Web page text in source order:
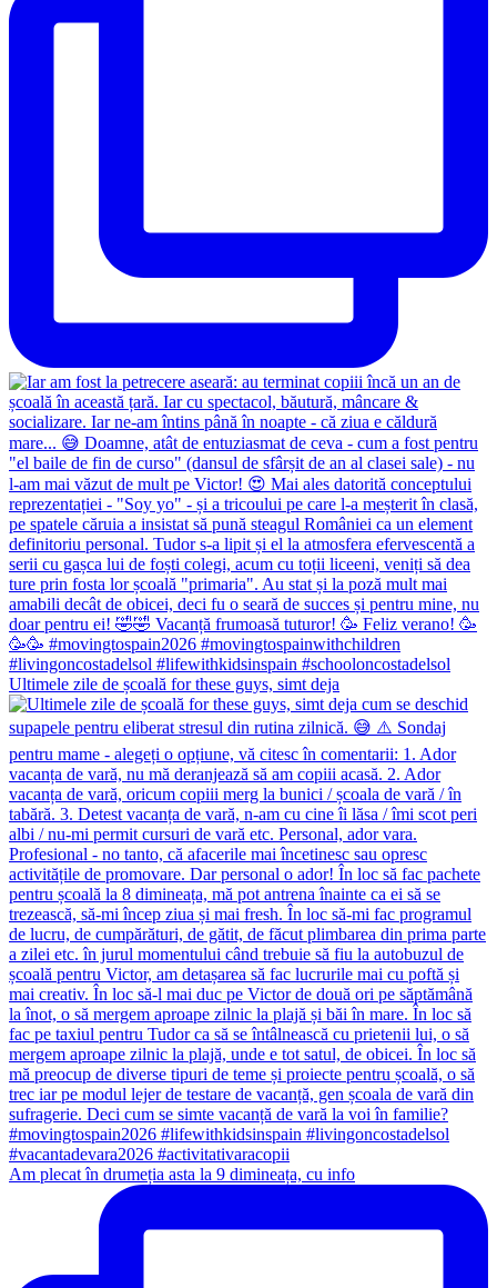
Ultimele zile de școală for these guys, simt deja
Am plecat în drumeția asta la 9 dimineața, cu info